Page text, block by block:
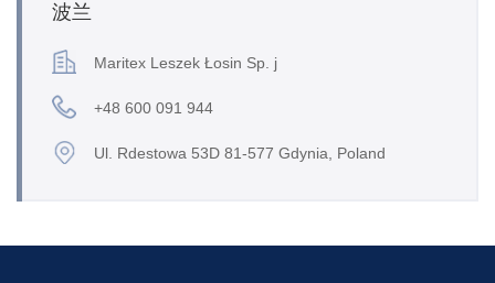
波兰
Maritex Leszek Łosin Sp. j
+48 600 091 944
Ul. Rdestowa 53D 81-577 Gdynia, Poland